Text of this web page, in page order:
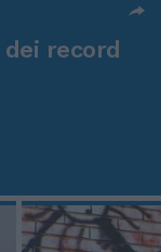
record